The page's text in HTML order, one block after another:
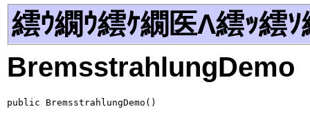
繧ｳ繝ｳ繧ｹ繝医Λ繧ｯ繧ｿ
BremsstrahlungDemo
public BremsstrahlungDemo()